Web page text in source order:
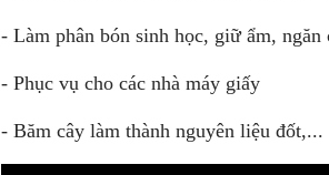
- Làm phân bón sinh học, giữ ẩm, ngăn
- Phục vụ cho các nhà máy giấy
- Băm cây làm thành nguyên liệu đốt,...